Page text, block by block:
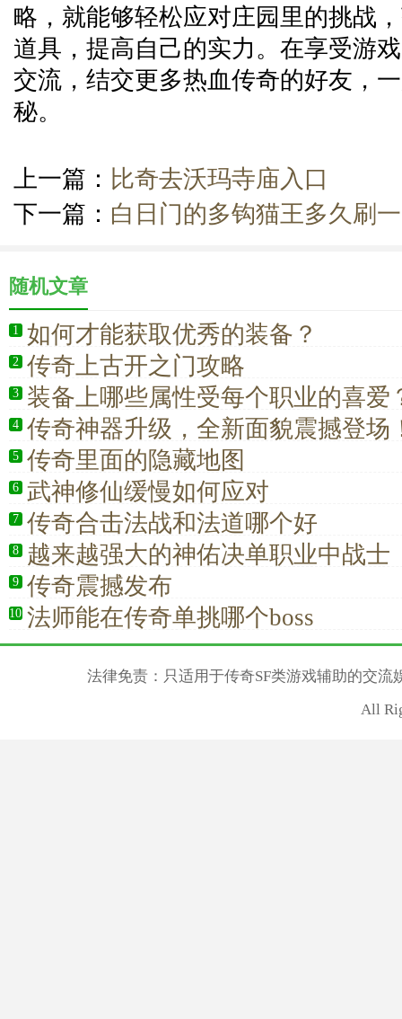
略，就能够轻松应对庄园里的挑战
道具，提高自己的实力。在享受游
交流，结交更多热血传奇的好友，
秘。
上一篇： 比奇去沃玛寺庙入口
下一篇： 白日门的多钩猫王多久刷
随机文章
1 如何才能获取优秀的装备？
2 传奇上古开之门攻略
3 装备上哪些属性受每个职业的喜爱
4 传奇神器升级，全新面貌震撼登场
5 传奇里面的隐藏地图
6 武神修仙缓慢如何应对
7 传奇合击法战和法道哪个好
8 越来越强大的神佑决单职业中战士
9 传奇震撼发布
10 法师能在传奇单挑哪个boss
法律免责：只适用于传奇SF类游戏辅助的交
All